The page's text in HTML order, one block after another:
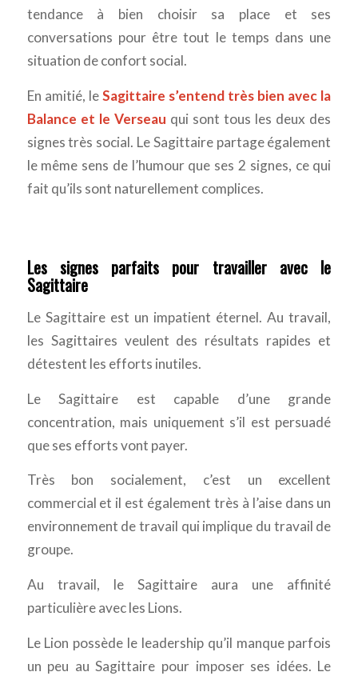
tendance à bien choisir sa place et ses
conversations pour être tout le temps dans une
situation de confort social.
En amitié, leSagittaire s’entend très bien avec la
Balance et le Verseau qui sont tous les deux des
signes très social. Le Sagittaire partage également
le même sens de l’humour que ses 2 signes, ce qui
fait qu’ils sont naturellement complices.
Les signes parfaits pour travailler avec le
Sagittaire
Le Sagittaire est un impatient éternel. Au travail,
les Sagittaires veulent des résultats rapides et
détestent les efforts inutiles.
Le Sagittaire est capable d’une grande
concentration, mais uniquement s’il est persuadé
que ses efforts vont payer.
Très bon socialement, c’est un excellent
commercial et il est également très à l’aise dans un
environnement de travail qui implique du travail de
groupe.
Au travail, le Sagittaire aura une affinité
particulière avec les Lions.
Le Lion possède le leadership qu’il manque parfois
un peu au Sagittaire pour imposer ses idées. Le